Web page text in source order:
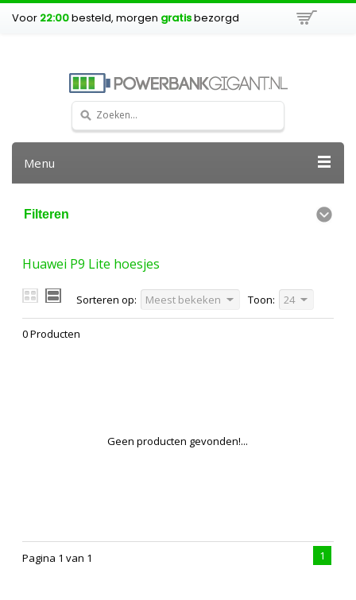
Voor 22:00besteld, morgen gratisbezorgd
Menu
Filteren
Huawei P9 Lite hoesjes
Sorteren op: Meest bekeken Toon: 24
0 Producten
Geen producten gevonden!...
Pagina 1 van 1 1